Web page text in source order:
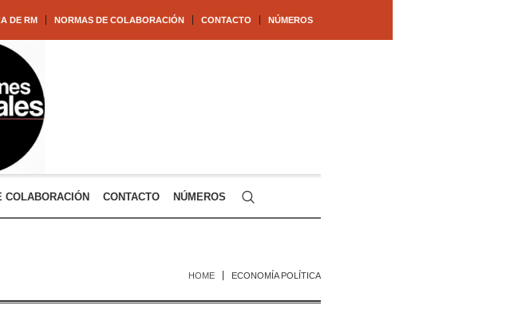
DE RM NORMAS DE COLABORACIÓN CONTACTO NÚMEROS
COLABORACIÓN CONTACTO NÚMEROS
HOME ECONOMÍA POLÍTICA